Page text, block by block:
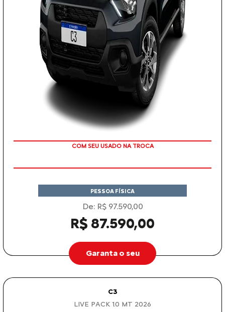
TAXA ZERO
PESSOA FÍSICA
De: R$ 97.590,00
R$ 87.590,00
Garanta o seu
C3
LIVE PACK 1.0 MT 2026